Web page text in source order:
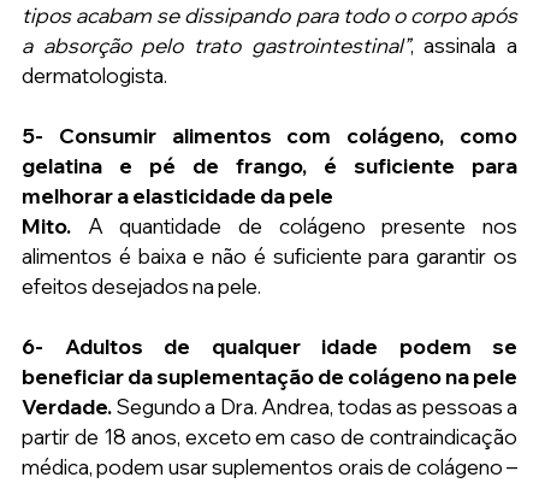
tipos acabam se dissipando para todo o corpo após
a absorção pelo trato gastrointestinal”, assinala a
dermatologista.
5- Consumir alimentos com colágeno, como
gelatina e pé de frango, é suficiente para
melhorar a elasticidade da pele
Mito. A quantidade de colágeno presente nos
alimentos é baixa e não é suficiente para garantir os
efeitos desejados na pele.
6- Adultos de qualquer idade podem se
beneficiar da suplementação de colágeno na pele
Verdade. Segundo a Dra. Andrea, todas as pessoas a
partir de 18 anos, exceto em caso de contraindicação
médica, podem usar suplementos orais de colágeno –